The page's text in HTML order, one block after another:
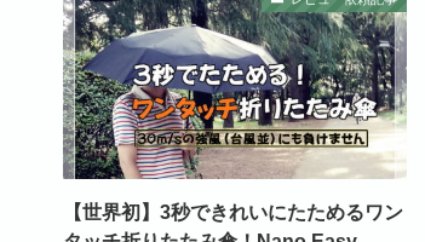
【世界初】3秒できれいにたためるワン